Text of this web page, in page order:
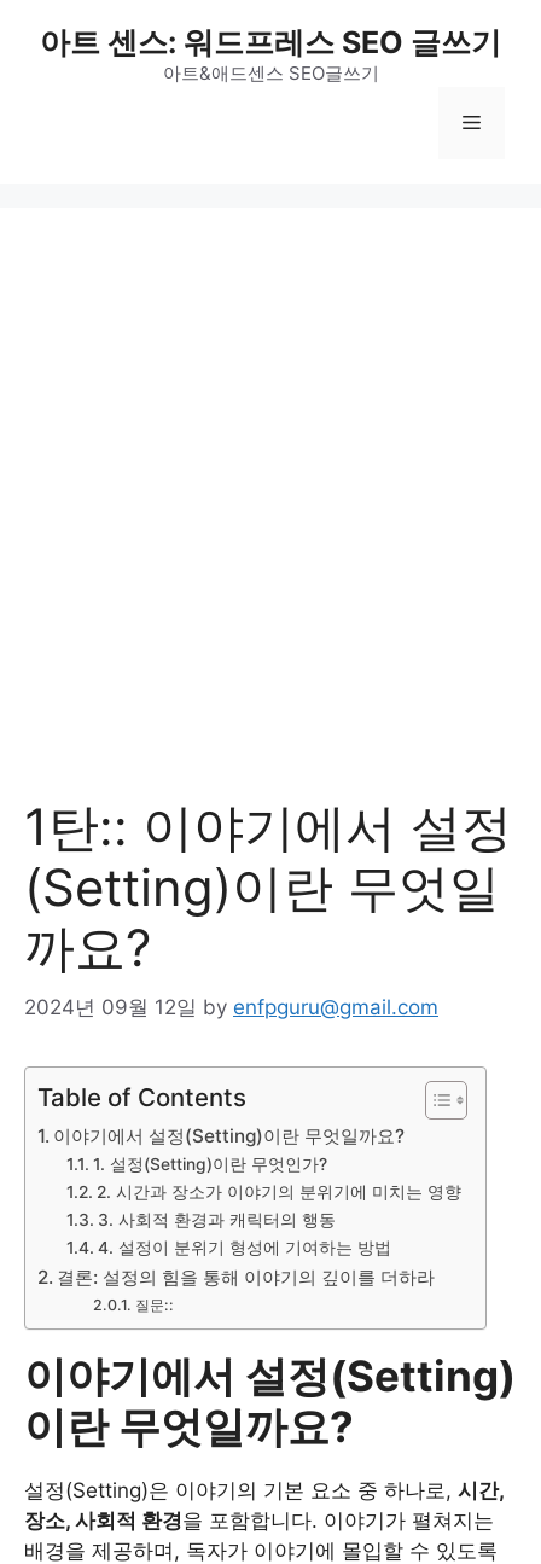
아트 센스: 워드프레스 SEO 글쓰기
아트&애드센스 SEO글쓰기
Menu
1탄:: 이야기에서 설정
(Setting)이란 무엇일
까요?
2024년 09월 12일 by enfpguru@gmail.com
Table of Contents
이야기에서 설정(Setting)이란 무엇일까요?
1. 설정(Setting)이란 무엇인가?
2. 시간과 장소가 이야기의 분위기에 미치는 영향
3. 사회적 환경과 캐릭터의 행동
4. 설정이 분위기 형성에 기여하는 방법
결론: 설정의 힘을 통해 이야기의 깊이를 더하라
질문::
이야기에서 설정(Setting)
이란 무엇일까요?
설정(Setting)은 이야기의 기본 요소 중 하나로, 시간,
장소, 사회적 환경을 포함합니다. 이야기가 펼쳐지는
배경을 제공하며, 독자가 이야기에 몰입할 수 있도록